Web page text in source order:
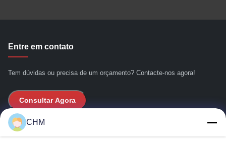
Entre em contato
Tem dúvidas ou precisa de um orçamento? Contacte-nos agora!
Consultar Agora
Links Rápidos
CHM